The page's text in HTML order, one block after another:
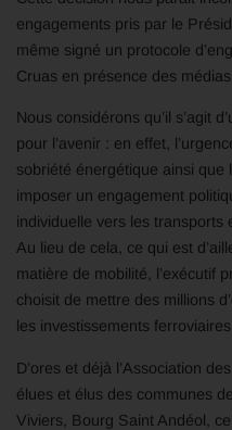
engagements pris par le
même signé un protocole
Cruas en présence des
Nous considérons qu’il s’agit
pour l’avenir : en effet,
sobriété énergétique ainsi que
imposer un engagement
individuelle vers les transports
Au lieu de cela, ce qui est
matière de mobilité, l’exécutif
choisit de mettre des millions
les investissements
D’ores et déjà l’Association
élues et élus des communes
Viviers, Bourg Saint Andéol,